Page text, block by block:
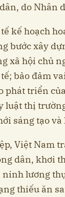
do Nhân
kế hoạch
bước xây
xã hội chủ
bảo đảm
phát triển
luật thị
sáng tạo và
Việt Nam
dân, khơi
ninh lương
thiếu ăn